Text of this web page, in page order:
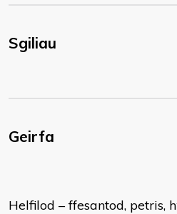
Sgiliau
Geirfa
Helfilod – ffesantod, petris,